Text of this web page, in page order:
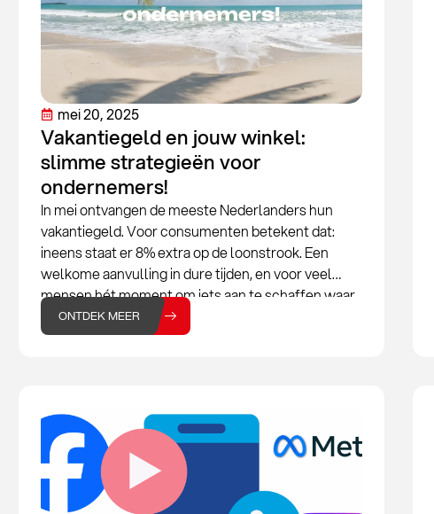
mei 20, 2025
Vakantiegeld en jouw winkel:
slimme strategieën voor
ondernemers!
In mei ontvangen de meeste Nederlanders hun
vakantiegeld. Voor consumenten betekent dat:
ineens staat er 8% extra op de loonstrook. Een
welkome aanvulling in dure tijden, en voor veel
mensen hét moment om iets aan te schaffen waar
ze eerder mee wachtten. Van een nieuwe
barbecue tot een paar sneakers
ONTDEK MEER